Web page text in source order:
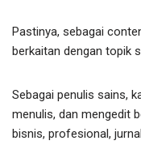
Pastinya, sebagai
berkaitan dengan topik
Sebagai penulis sains,
menulis, dan mengedit
bisnis, profesional,